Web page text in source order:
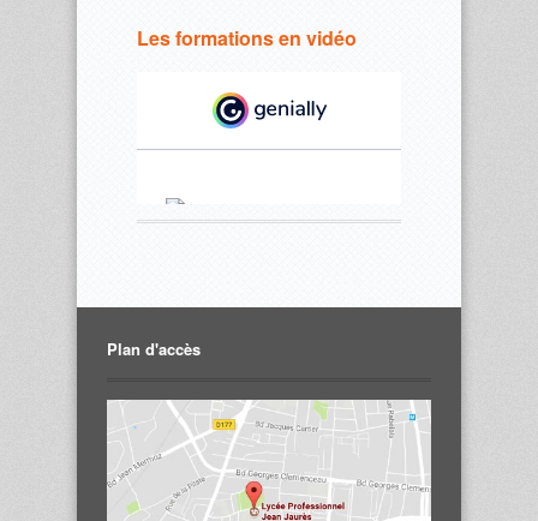
Les formations en vidéo
Plan d'accès